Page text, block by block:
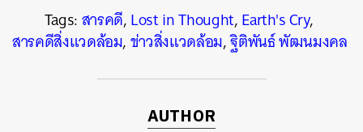
Tags:สารคดี,Lost in Thought,Earth's Cry,
สารคดีสิ่งแวดล้อม,ข่าวสิ่งแวดล้อม,ฐิติพันธ์ พัฒนมงคล
AUTHOR